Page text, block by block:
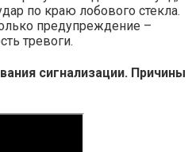
по краю лобового стекла.
предупреждение –
тревоги.
сигнализации. Причины